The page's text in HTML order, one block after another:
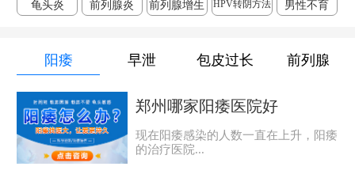
龟头炎 前列腺炎 前列腺增生 HPV转阴方法 男性不育
阳痿 早泄 包皮过长 前列腺
郑州哪家阳痿医院好
现在阳痿感染的人数一直在上升，阳痿
的治疗医院...